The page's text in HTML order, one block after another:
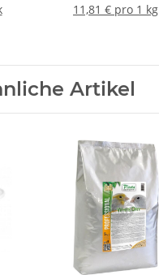
11,81 € pro 1 kg
Artikel